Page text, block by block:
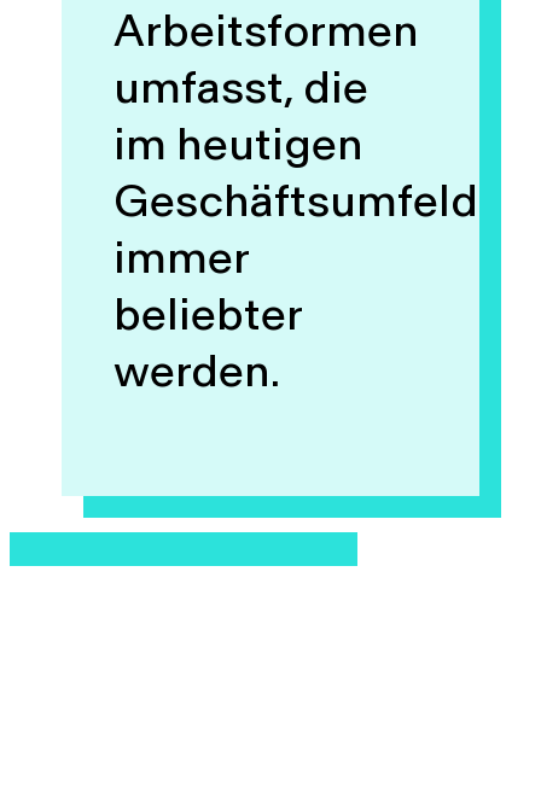
Arbeitsformen
umfasst, die
im heutigen
Geschäftsumfeld
immer
beliebter
werden.